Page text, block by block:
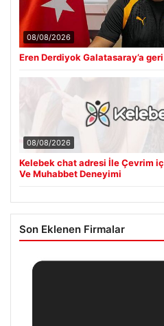
08/08/2026
Eren Derdiyok Galatasaray’a
08/08/2026
Kelebek chat adresi İle Çevrim
Ve Muhabbet Deneyimi
Son Eklenen Firmalar